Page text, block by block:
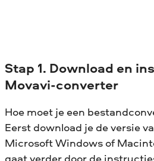
Stap 1. Download en
Movavi-converter
Hoe moet je een
Eerst download je de versie
Microsoft Windows of